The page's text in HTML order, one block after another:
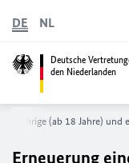
Deutsche
den Niederlanden
DE NL
(ab 18 Jahre) und
Erneuerung